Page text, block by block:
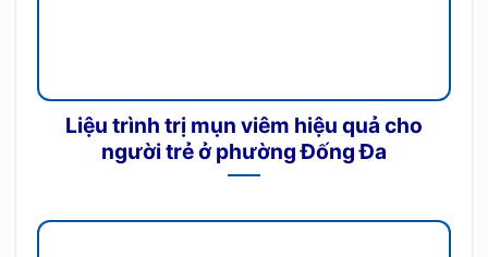
Liệu trình trị mụn viêm hiệu quả cho
người trẻ ở phường Đống Đa